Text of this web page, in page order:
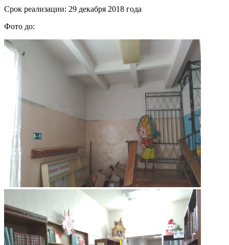
Срок реализации: 29 декабря 2018 года
Фото до: